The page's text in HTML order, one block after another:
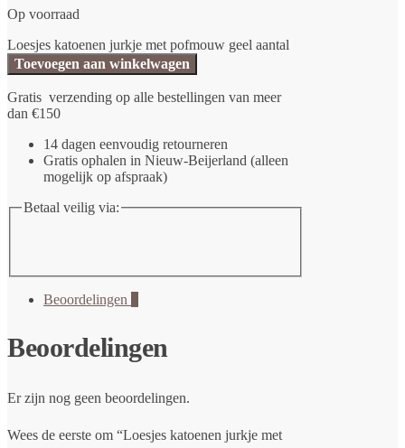
Op voorraad
Loesjes katoenen jurkje met pofmouw geel aantal
Toevoegen aan winkelwagen
Gratis verzending op alle bestellingen van meer
dan €150
14 dagen eenvoudig retourneren
Gratis ophalen in Nieuw-Beijerland (alleen
mogelijk op afspraak)
Betaal veilig via:
Beoordelingen
Beoordelingen
Er zijn nog geen beoordelingen.
Wees de eerste om “Loesjes katoenen jurkje met